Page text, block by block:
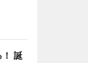
誕